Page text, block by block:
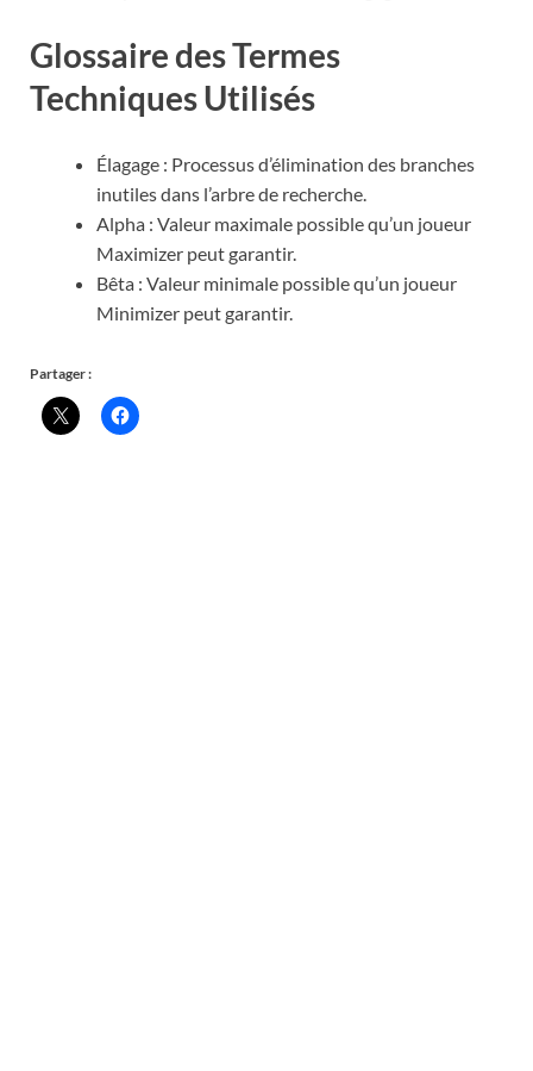
Glossaire des Termes
Techniques Utilisés
Élagage : Processus d’élimination des branches
inutiles dans l’arbre de recherche.
Alpha : Valeur maximale possible qu’un joueur
Maximizer peut garantir.
Bêta : Valeur minimale possible qu’un joueur
Minimizer peut garantir.
Partager :